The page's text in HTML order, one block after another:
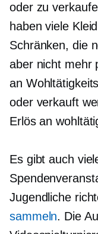
oder zu
haben viele
Schränken, die
aber nicht mehr
an
oder verkauft
Erlös an
Es gibt auch
Jugendliche
sammeln. Die